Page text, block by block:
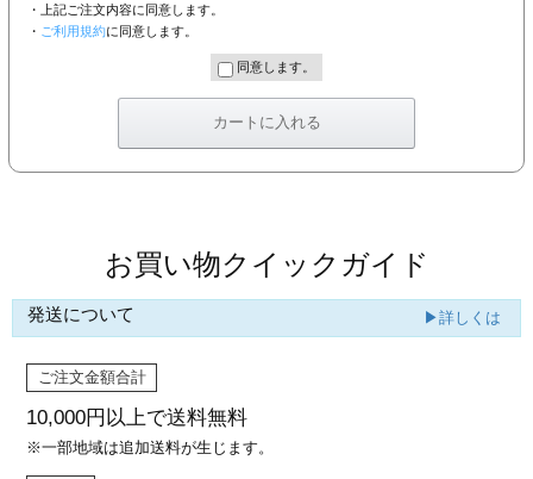
・上記ご注文内容に同意します。
・ ご利用規約に同意します。
同意します。
お買い物クイックガイド
発送について ▶詳しくは
ご注文金額合計
10,000円以上で送料無料
※一部地域は追加送料が生じます。